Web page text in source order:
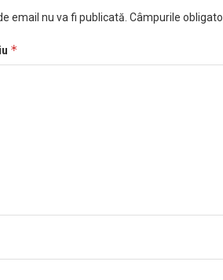
email nu va fi publicată. Câmpurile
*